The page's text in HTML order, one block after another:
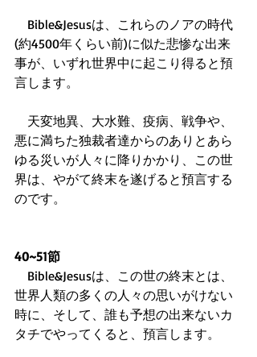
Bible&Jesusは、これらのノアの時代
(約4500年くらい前)に似た悲惨な出来
事が、いずれ世界中に起こり得ると預
言します。
天変地異、大水難、疫病、戦争や、
悪に満ちた独裁者達からのありとあら
ゆる災いが人々に降りかかり、この世
界は、やがて終末を遂げると預言する
のです。
40~51節
Bible&Jesusは、この世の終末とは、
世界人類の多くの人々の思いがけない
時に、そして、誰も予想の出来ないカ
タチでやってくると、預言します。